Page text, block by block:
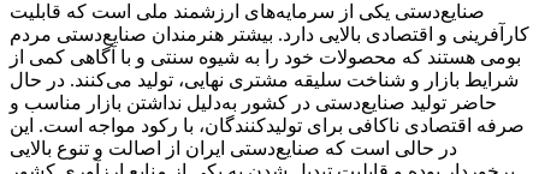
صنایع‌دستی یکی از سرمایه‌های ارزشمند ملی است که قابلیت
کارآفرینی و اقتصادی بالایی دارد. بیشتر هنرمندان صنایع‌دستی مردم
بومی هستند که محصولات خود را به شیوه سنتی و با آگاهی کمی از
شرایط بازار و شناخت سلیقه مشتری نهایی، تولید می‌کنند. در حال
حاضر تولید صنایع‌دستی در کشور به‌دلیل نداشتن بازار مناسب و
صرفه اقتصادی ناکافی برای تولیدکنندگان، با رکود مواجه است. این
در حالی است که صنایع‌دستی ایران از اصالت و تنوع بالایی